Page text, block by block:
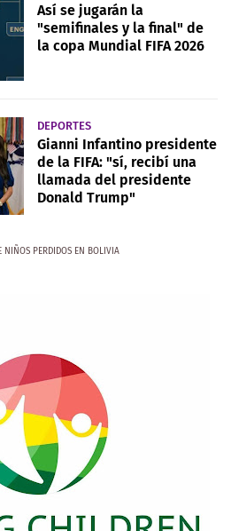
Así se jugarán la
"semifinales y la final" de
la copa Mundial FIFA 2026
DEPORTES
Gianni Infantino presidente
de la FIFA: "sí, recibí una
llamada del presidente
Donald Trump"
NIÑOS PERDIDOS EN BOLIVIA